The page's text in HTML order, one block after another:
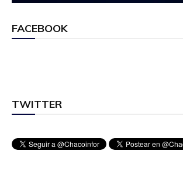
FACEBOOK
TWITTER